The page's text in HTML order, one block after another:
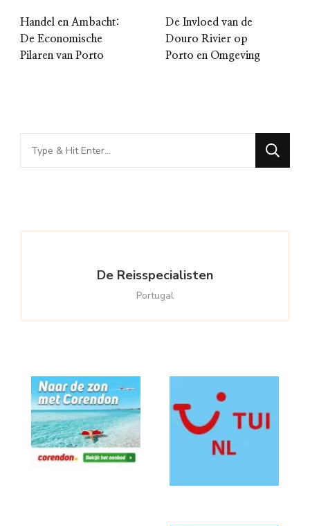
Handel en Ambacht:
De Economische
Pilaren van Porto
De Invloed van de
Douro Rivier op
Porto en Omgeving
Looking
for
De Reisspecialisten
Portugal